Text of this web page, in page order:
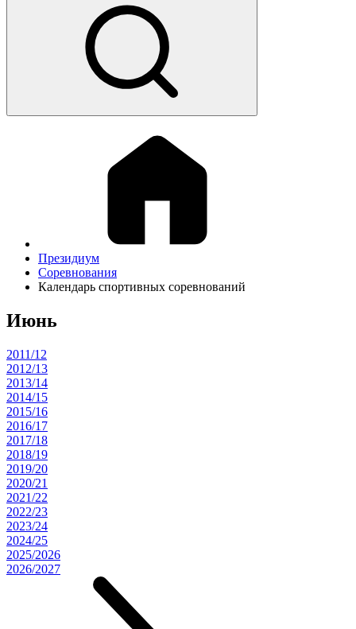
Президиум
Соревнования
Календарь спортивных соревнований
Июнь
2011/12
2012/13
2013/14
2014/15
2015/16
2016/17
2017/18
2018/19
2019/20
2020/21
2021/22
2022/23
2023/24
2024/25
2025/2026
2026/2027